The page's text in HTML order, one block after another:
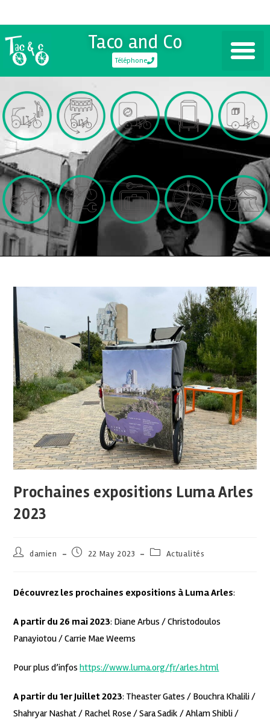
Taco and Co
Téléphone
Prochaines expositions Luma Arles
2023
damien 22 May 2023 Actualités
Découvrez les prochaines expositions à Luma Arles:
A partir du 26 mai 2023: Diane Arbus / Christodoulos
Panayiotou / Carrie Mae Weems
Pour plus d’infoshttps://www.luma.org/fr/arles.html
A partir du 1er Juillet 2023: Theaster Gates / Bouchra Khalili /
Shahryar Nashat / Rachel Rose / Sara Sadik / Ahlam Shibli /